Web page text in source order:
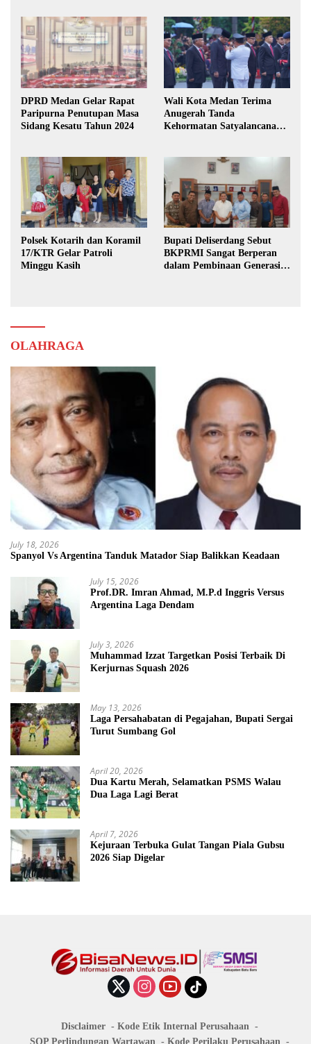
DPRD Medan Gelar Rapat
Paripurna Penutupan Masa
Sidang Kesatu Tahun 2024
Wali Kota Medan Terima
Anugerah Tanda
Kehormatan Satyalancana
Polsek Kotarih dan Koramil
17/KTR Gelar Patroli
Minggu Kasih
Bupati Deliserdang Sebut
BKPRMI Sangat Berperan
dalam Pembinaan Generasi
OLAHRAGA
July 18, 2026
Spanyol Vs Argentina Tanduk Matador Siap Balikkan Keadaan
July 15, 2026
Prof.DR. Imran Ahmad, M.P.d Inggris Versus
Argentina Laga Dendam
July 3, 2026
Muhammad Izzat Targetkan Posisi Terbaik Di
Kerjurnas Squash 2026
May 13, 2026
Laga Persahabatan di Pegajahan, Bupati Sergai
Turut Sumbang Gol
April 20, 2026
Dua Kartu Merah, Selamatkan PSMS Walau
Dua Laga Lagi Berat
April 7, 2026
Kejuraan Terbuka Gulat Tangan Piala Gubsu
2026 Siap Digelar
Disclaimer
Kode Etik Internal Perusahaan
SOP Perlindungan Wartawan
Kode Perilaku Perusahaan